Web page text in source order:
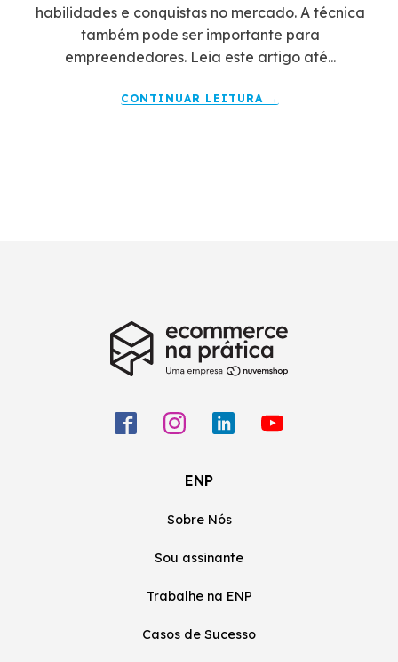
habilidades e conquistas no mercado. A técnica
também pode ser importante para
empreendedores. Leia este artigo até...
CONTINUAR LEITURA →
ENP
Sobre Nós
Sou assinante
Trabalhe na ENP
Casos de Sucesso